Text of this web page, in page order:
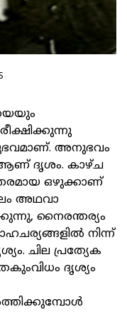
അനുഭവം
ആണ് ദൃശം. കാഴ്ച
ഒഴുക്കാണ്
അഥവാ
നൈരന്തര്യം
നിന്ന്
ചില പ്രത്യേക
ദൃശ്യം